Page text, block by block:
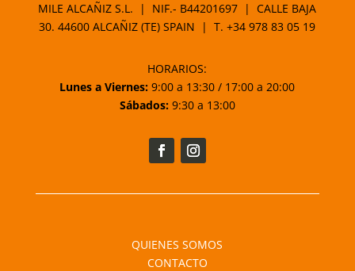
MILE ALCAÑIZ S.L. | NIF.- B44201697 | CALLE BAJA
30. 44600 ALCAÑIZ (TE) SPAIN | T.+34 978 83 05 19
HORARIOS:
Lunes a Viernes: 9:00 a 13:30 / 17:00 a 20:00
Sábados:9:30 a 13:00
QUIENES SOMOS
CONTACTO